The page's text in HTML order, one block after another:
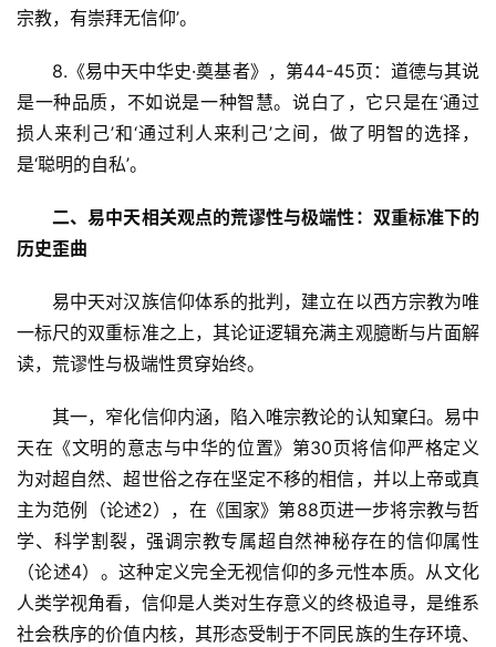
宗教，有崇拜无信仰’。
8.《易中天中华史·奠基者》，第44-45页：道德与其说
是一种品质，不如说是一种智慧。说白了，它只是在‘通过
损人来利己’和‘通过利人来利己’之间，做了明智的选择，
是‘聪明的自私’。
二、易中天相关观点的荒谬性与极端性：双重标准下的
历史歪曲
易中天对汉族信仰体系的批判，建立在以西方宗教为唯
一标尺的双重标准之上，其论证逻辑充满主观臆断与片面解
读，荒谬性与极端性贯穿始终。
其一，窄化信仰内涵，陷入唯宗教论的认知窠臼。易中
天在《文明的意志与中华的位置》第30页将信仰严格定义
为对超自然、超世俗之存在坚定不移的相信，并以上帝或真
主为范例（论述2），在《国家》第88页进一步将宗教与哲
学、科学割裂，强调宗教专属超自然神秘存在的信仰属性
（论述4）。这种定义完全无视信仰的多元性本质。从文化
人类学视角看，信仰是人类对生存意义的终极追寻，是维系
社会秩序的价值内核，其形态受制于不同民族的生存环境、